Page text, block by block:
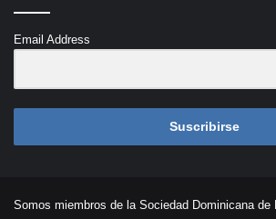
Email Address
Suscribirse
Somos miembros de la Sociedad Dominicana de